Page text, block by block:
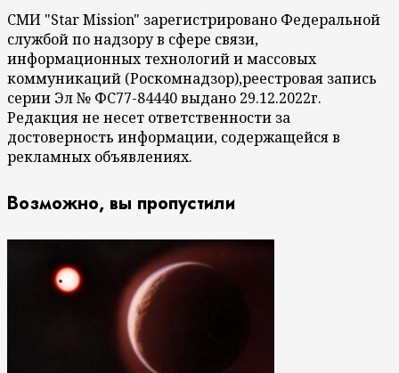
СМИ "Star Mission" зарегистрировано Федеральной
службой по надзору в сфере связи,
информационных технологий и массовых
коммуникаций (Роскомнадзор),реестровая запись
серии Эл № ФС77-84440 выдано 29.12.2022г.
Редакция не несет ответственности за
достоверность информации, содержащейся в
рекламных объявлениях.
Возможно, вы пропустили